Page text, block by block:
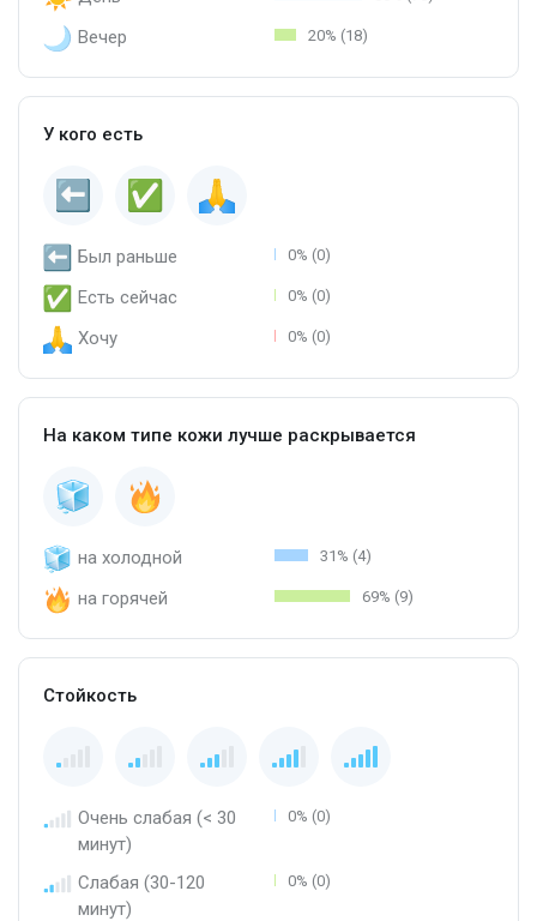
Вечер 20% (18)
У кого есть
Был раньше 0% (0)
Есть сейчас 0% (0)
Хочу 0% (0)
На каком типе кожи лучше раскрывается
на холодной 31% (4)
на горячей 69% (9)
Стойкость
Очень слабая (< 30
минут)
0% (0)
Слабая (30-120
минут)
0% (0)